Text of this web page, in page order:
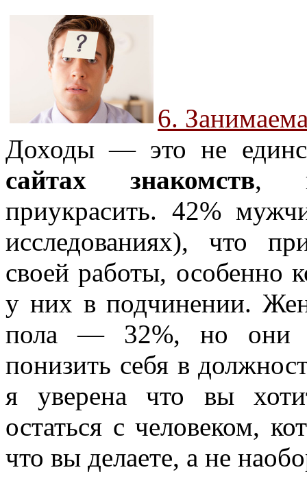
6.
Доходы — это не
сайтах знакомств,
приукрасить. 42%
исследованиях), что
своей работы, особенно
у них в подчинении.
пола — 32%, но они
понизить себя в
я уверена что вы
остаться с человеком,
что вы делаете, а не